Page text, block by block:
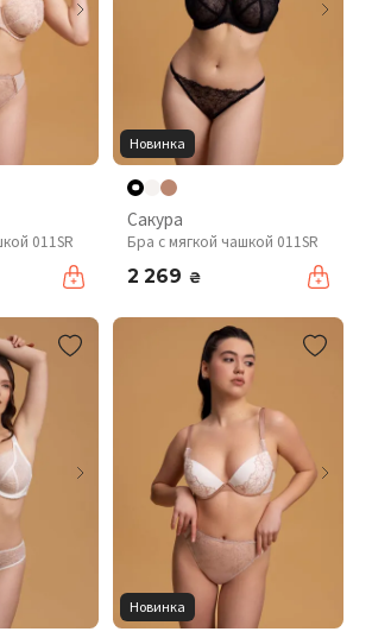
011SR
Новинка
Сакура
Бра с мягкой чашкой 011SR
2 269 ₴
Новинка